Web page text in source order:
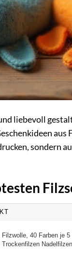
liebevoll
sondern
Filzwolle, 40 Farben je
Trockenfilzen